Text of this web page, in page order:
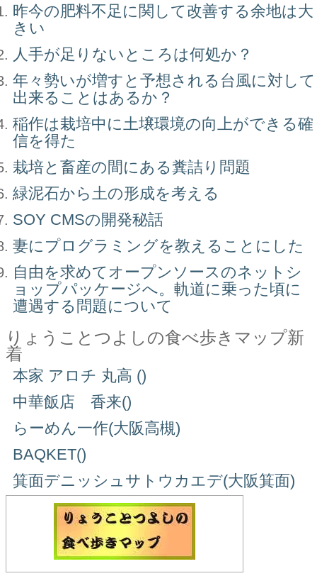
昨今の肥料不足に関して改善する余地は大
きい
人手が足りないところは何処か？
年々勢いが増すと予想される台風に対して
出来ることはあるか？
稲作は栽培中に土壌環境の向上ができる確
信を得た
栽培と畜産の間にある糞詰り問題
緑泥石から土の形成を考える
SOY CMSの開発秘話
妻にプログラミングを教えることにした
自由を求めてオープンソースのネットシ
ョップパッケージへ。軌道に乗った頃に
遭遇する問題について
りょうことつよしの食べ歩きマップ新
着
本家 アロチ 丸高 ()
中華飯店 香来()
らーめん一作(大阪高槻)
BAQKET()
箕面デニッシュサトウカエデ(大阪箕面)